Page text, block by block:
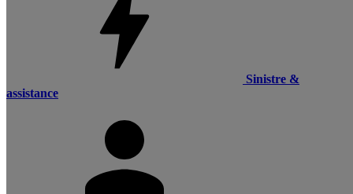
Sinistre &
assistance